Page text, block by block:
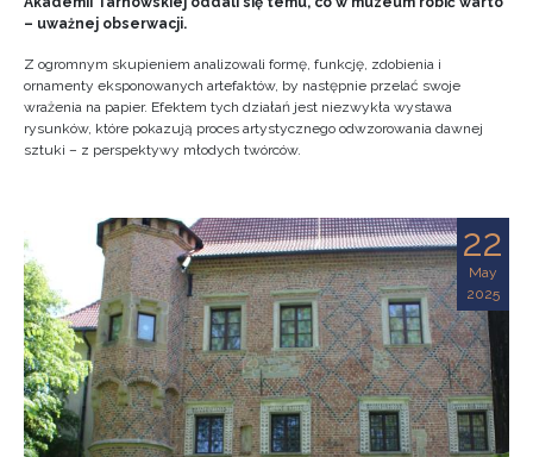
– uważnej obserwacji.
Z ogromnym skupieniem analizowali formę, funkcję, zdobienia i
ornamenty eksponowanych artefaktów, by następnie przelać swoje
wrażenia na papier. Efektem tych działań jest niezwykła wystawa
rysunków, które pokazują proces artystycznego odwzorowania dawnej
sztuki – z perspektywy młodych twórców.
22
May
2025